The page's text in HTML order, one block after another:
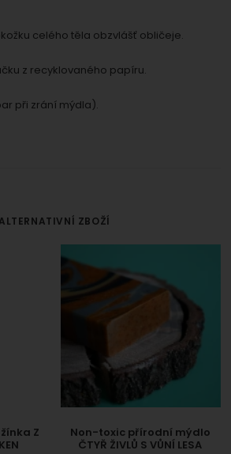
celého těla obzvlášť obličeje.
z recyklovaného papíru.
při zrání mýdla).
ALTERNATIVNÍ ZBOŽÍ
Z
Non-toxic přírodní mýdlo
ČTYŘ ŽIVLŮ S VŮNÍ LESA